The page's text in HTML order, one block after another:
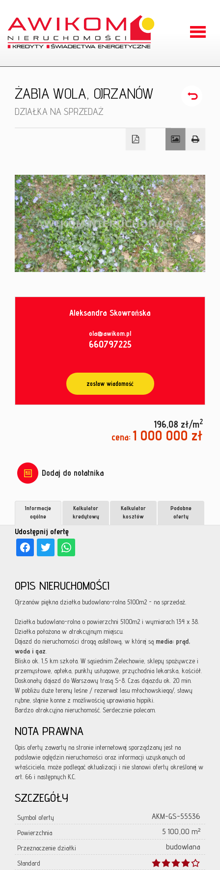
RODO
od
umowy
ŻABIA WOLA, OJRZANÓW
DZIAŁKA NA SPRZEDAŻ
Aleksandra Skowrońska
ola@awikom.pl
660797225
zostaw wiadomość
196,08 zł/m2
cena: 1 000 000 zł
Dodaj do notatnika
Udostępnij ofertę
Informacje
ogólne
Kalkulator
kredytowy
Kalkulator
kosztów
Podobne
oferty
OPIS NIERUCHOMOŚCI
Ojrzanów piękna działka budowlano-rolna 5100m2 - na sprzedaż.
Działka budowlano-rolna o powierzchni 5100m2 i wymiarach 134 x 38.
Działka położona w atrakcyjnym miejscu.
Dojazd do nieruchomości drogą asfaltową, w której są media: prąd,
woda i gaz.
Blisko ok. 1,5 km szkoła. W sąsiednim Żelechowie, sklepy spożywcze i
przemysłowe, apteka, punkty usługowe, przychodnia lekarska, kościół.
Doskonały dojazd do Warszawy trasą S-8. Czas dojazdu ok. 20 min.
W pobliżu duże tereny leśne / rezerwat lasu młochowskiego/, stawy
rybne, stajnie konne z możliwością uprawiania hippiki.
Bardzo atrakcyjna nieruchomość. Serdecznie polecam.
NOTA PRAWNA
Opis oferty zawarty na stronie internetowej sporządzany jest na
podstawie oględzin nieruchomości oraz informacji uzyskanych od
właściciela, może podlegać aktualizacji i nie stanowi oferty określonej w
art. 66 i następnych K.C.
SZCZEGÓŁY
Symbol oferty AKM-GS-55536
Powierzchnia 5 100,00 m²
Przeznaczenie działki budowlana
Standard